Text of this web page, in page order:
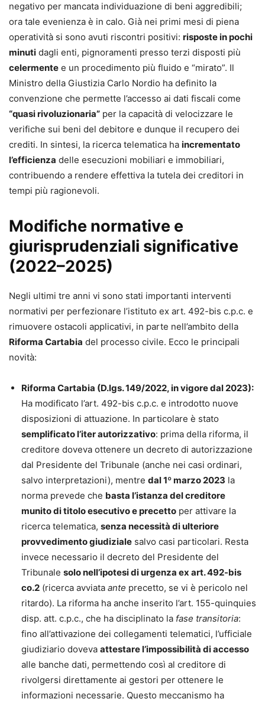
negativo per mancata individuazione di beni aggredibili;
ora tale evenienza è in calo. Già nei primi mesi di piena
operatività si sono avuti riscontri positivi: risposte in pochi
minuti dagli enti, pignoramenti presso terzi disposti più
celermente e un procedimento più fluido e “mirato”. Il
Ministro della Giustizia Carlo Nordio ha definito la
convenzione che permette l’accesso ai dati fiscali come
“quasi rivoluzionaria” per la capacità di velocizzare le
verifiche sui beni del debitore e dunque il recupero dei
crediti. In sintesi, la ricerca telematica ha incrementato
l’efficienza delle esecuzioni mobiliari e immobiliari,
contribuendo a rendere effettiva la tutela dei creditori in
tempi più ragionevoli.
Modifiche normative e
giurisprudenziali significative
(2022–2025)
Negli ultimi tre anni vi sono stati importanti interventi
normativi per perfezionare l’istituto ex art. 492-bis c.p.c. e
rimuovere ostacoli applicativi, in parte nell’ambito della
Riforma Cartabia del processo civile. Ecco le principali
novità:
Riforma Cartabia (D.lgs. 149/2022, in vigore dal 2023):
Ha modificato l’art. 492-bis c.p.c. e introdotto nuove
disposizioni di attuazione. In particolare è stato
semplificato l’iter autorizzativo: prima della riforma, il
creditore doveva ottenere un decreto di autorizzazione
dal Presidente del Tribunale (anche nei casi ordinari,
salvo interpretazioni), mentre dal 1º marzo 2023 la
norma prevede che basta l’istanza del creditore
munito di titolo esecutivo e precetto per attivare la
ricerca telematica, senza necessità di ulteriore
provvedimento giudiziale salvo casi particolari. Resta
invece necessario il decreto del Presidente del
Tribunale solo nell’ipotesi di urgenza ex art. 492-bis
co.2 (ricerca avviata ante precetto, se vi è pericolo nel
ritardo). La riforma ha anche inserito l’art. 155-quinquies
disp. att. c.p.c., che ha disciplinato la fase transitoria:
fino all’attivazione dei collegamenti telematici, l’ufficiale
giudiziario doveva attestare l’impossibilità di accesso
alle banche dati, permettendo così al creditore di
rivolgersi direttamente ai gestori per ottenere le
informazioni necessarie. Questo meccanismo ha